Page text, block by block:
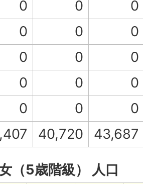
0 0
0
0 0
0
0 0
0
0 0
0
0 0
0
40,720 43,687
（5歳階級） 人口